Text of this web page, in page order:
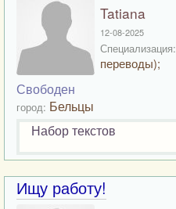
Tatiana
12-08-2025
Специализация:
переводы);
Свободен
город: Бельцы
Набор текстов
Ищу работу!